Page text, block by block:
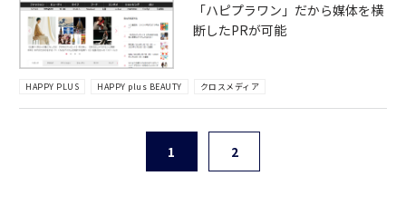
「ハピプラワン」だから媒体を横
断したPRが可能
HAPPY PLUS HAPPY plus BEAUTY クロスメディア
1 2